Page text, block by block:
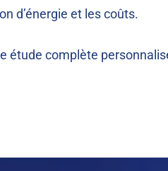
d’énergie et les coûts.
étude complète